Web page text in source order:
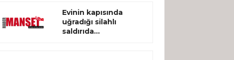
Evinin kapısında
uğradığı silahlı
saldırıda...